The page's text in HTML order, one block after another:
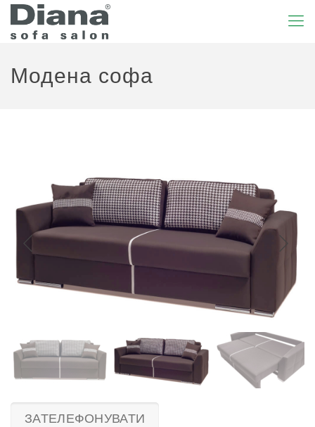
Модена софа
ЗАТЕЛЕФОНУВАТИ